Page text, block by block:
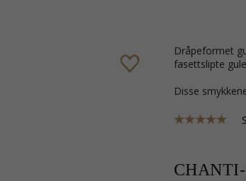
dråpeformet gul øredobber i forgylt sølv med sandblåst overflate og 2
fasettslipte
Disse